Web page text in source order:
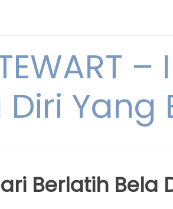
Diri
Berlatih Bela